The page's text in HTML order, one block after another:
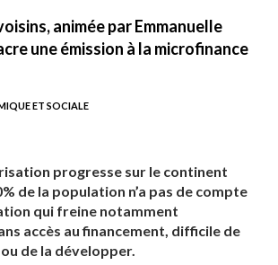
animée par Emmanuelle
une émission à la microfinance
ET SOCIALE
progresse sur le continent
de la population n’a pas de compte
qui freine notamment
accès au financement, difficile de
de la développer.